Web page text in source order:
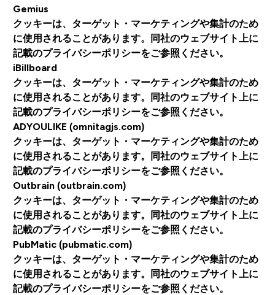
Gemius
クッキーは、ターゲット・マーケティングや集計のため
に使用されることがあります。同社のウェブサイト上に
記載のプライバシーポリシーをご参照ください。
iBillboard
クッキーは、ターゲット・マーケティングや集計のため
に使用されることがあります。同社のウェブサイト上に
記載のプライバシーポリシーをご参照ください。
ADYOULIKE (omnitagjs.com)
クッキーは、ターゲット・マーケティングや集計のため
に使用されることがあります。同社のウェブサイト上に
記載のプライバシーポリシーをご参照ください。
Outbrain (outbrain.com)
クッキーは、ターゲット・マーケティングや集計のため
に使用されることがあります。同社のウェブサイト上に
記載のプライバシーポリシーをご参照ください。
PubMatic (pubmatic.com)
クッキーは、ターゲット・マーケティングや集計のため
に使用されることがあります。同社のウェブサイト上に
記載のプライバシーポリシーをご参照ください。